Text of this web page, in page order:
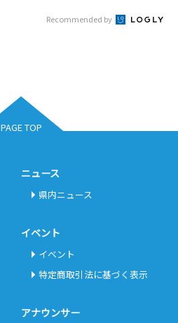
Recommended by
PAGE TOP
ニュース
県内ニュース
イベント
イベント
特定商取引法に基づく表示
アナウンサー